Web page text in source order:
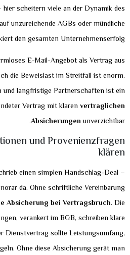
scheitern viele an der Dynamik des
unzureichende AGBs oder mündliche
den gesamten Unternehmenserfolg.
E-Mail-Angebot als Vertrag aus?
die Beweislast im Streitfall ist enorm.
langfristige Partnerschaften ist ein
Vertrag mit klarenvertraglichen
Absicherungenunverzichtbar.
und Provenienzfragen
klären
einen simplen Handschlag-Deal –
da. Ohne schriftliche Vereinbarung
Absicherung bei Vertragsbruch. Die
verankert im BGB, schreiben klare
Dienstvertrag sollte Leistungsumfang,
Ohne diese Absicherung gerät man